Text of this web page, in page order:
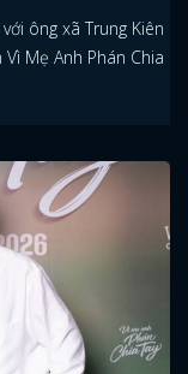
ông xã Trung Kiên
Mẹ Anh Phán Chia